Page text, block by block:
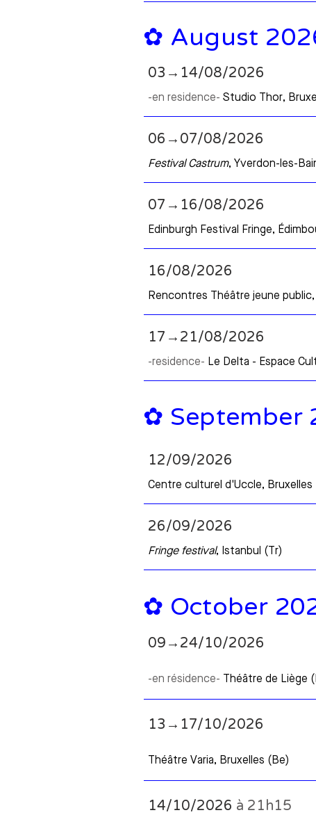
✿ August
03→14/08/2026
-en residence- Studio Thor,
06→07/08/2026
Festival Castrum, Yverdon-les-
07→16/08/2026
Edinburgh Festival Fringe,
16/08/2026
Rencontres Théâtre jeune public,
17→21/08/2026
-residence- Le Delta - Espace
✿ September
12/09/2026
Centre culturel d'Uccle, Bruxelles
26/09/2026
Fringe festival, Istanbul (Tr)
✿ October
09→24/10/2026
-en résidence- Théâtre de Liège
13→17/10/2026
Théâtre Varia, Bruxelles (Be)
14/10/2026 à 21h15